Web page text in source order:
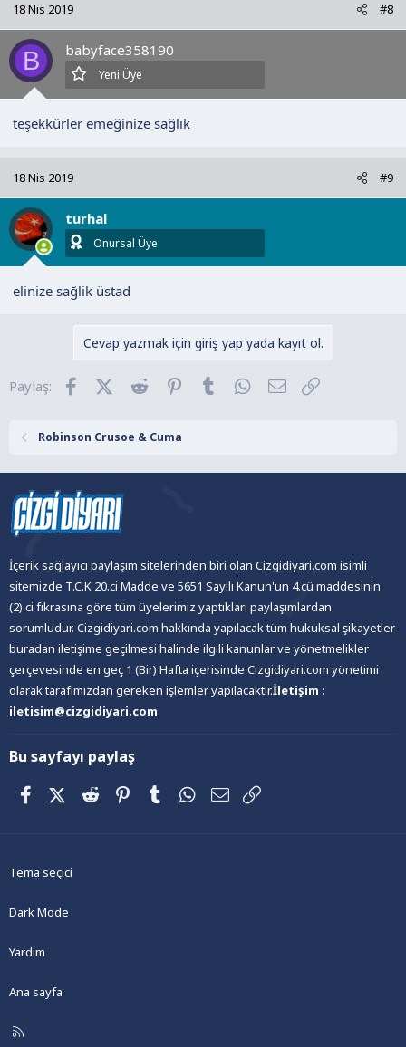
i
l
e
r
18 Nis 2019 #8
B babyface358190
Yeni Üye
teşekkürler emeğinize sağlık
18 Nis 2019 #9
turhal
Onursal Üye
elinize sağlik üstad
Cevap yazmak için giriş yap yada kayıt ol.
Paylaş: FacebookX (Twitter)
Reddit Pinterest
Tumblr WhatsApp
E-posta
Robinson Crusoe & Cuma
İçerik sağlayıcı paylaşım sitelerinden biri olan Cizgidiyari.com isimli
sitemizde T.C.K 20.ci Madde ve 5651 Sayılı Kanun'un 4.cü maddesinin
(2).ci fıkrasına göre tüm üyelerimiz yaptıkları paylaşımlardan
sorumludur. Cizgidiyari.com hakkında yapılacak tüm hukuksal şikayetler
buradan iletişime geçilmesi halinde ilgili kanunlar ve yönetmelikler
çerçevesinde en geç 1 (Bir) Hafta içerisinde Cizgidiyari.com yönetimi
olarak tarafımızdan gereken işlemler yapılacaktır.İletişim :
iletisim@cizgidiyari.com
Bu sayfayı paylaş
FacebookX (Twitter)
Reddit PinterestTumblrWhatsApp
E-posta
Tema seçici
Dark Mode
Yardım
Ana sayfa
R